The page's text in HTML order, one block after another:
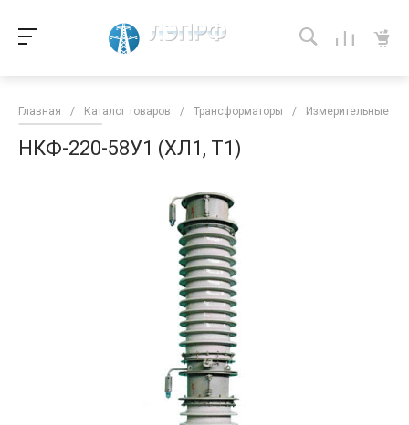
Главная / Каталог товаров / Трансформаторы / Измерительные
НКФ-220-58У1 (ХЛ1, Т1)